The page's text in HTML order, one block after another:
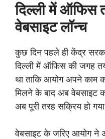
दिल्ली में ऑफिस
वेबसाइट लॉन्च
कुछ दिन पहले ही केंद्र
दिल्ली में ऑफिस की जगह
था ताकि आयोग अपने
मिलने के बाद अब वेबसाइट
अब पूरी तरह सक्रिय हो
वेबसाइट के जरिए आयोग